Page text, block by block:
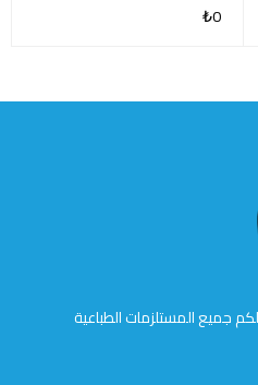
₺0
جميع المستلزمات الطباعية